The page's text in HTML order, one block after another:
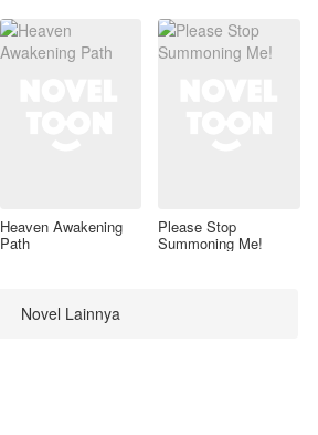
Heaven Awakening
Path
Please Stop
Summoning Me!
Novel Lainnya